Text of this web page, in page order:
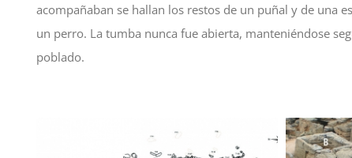
acompañaban se hallan los restos de un puñal y de una
un perro. La tumba nunca fue abierta, manteniéndose
poblado.